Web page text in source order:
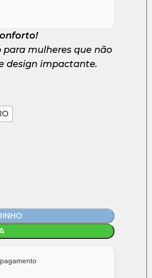
para mulheres que não
design impactante.